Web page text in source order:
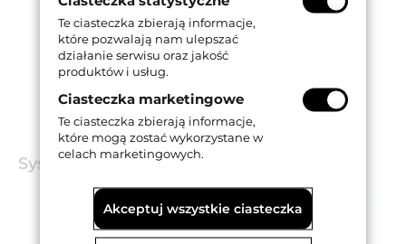
Systemy klucza
Te ciasteczka zbierają informacje,
które pozwalają nam ulepszać
działanie serwisu oraz jakość
produktów i usług.
Ciasteczka marketingowe
Te ciasteczka zbierają informacje,
które mogą zostać wykorzystane w
celach marketingowych.
Akceptuj wszystkie ciasteczka